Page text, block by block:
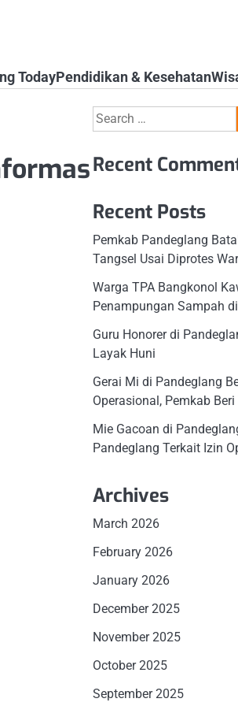
TodayPendidikan & Kesehatan
Search
for:
Recent
Recent Posts
Pemkab Pandeglang
Tangsel Usai Diprotes
Warga TPA Bangkonol
Penampungan Sampah
Guru Honorer di
Layak Huni
Gerai Mi di Pandeglang
Operasional, Pemkab Beri
Mie Gacoan di
Pandeglang Terkait Izin
Archives
March 2026
February 2026
January 2026
December 2025
November 2025
October 2025
September 2025